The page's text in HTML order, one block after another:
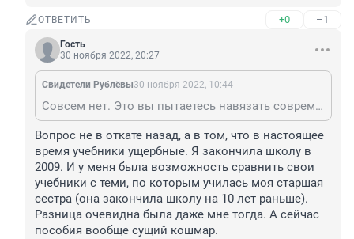
ОТВЕТИТЬ +0 –1
Гость
30 ноября 2022, 20:27
Свидетели Рублёвы30 ноября 2022, 10:44
Совсем нет. Это вы пытаетесь навязать современным детям своё ущербное прошедшее детство. Изучать нужно всё новое, а вы роетесь всё в бабкиных нафталиновых сундуках и ностальгируете .
Вопрос не в откате назад, а в том, что в настоящее
время учебники ущербные. Я закончила школу в
2009. И у меня была возможность сравнить свои
учебники с теми, по которым училась моя старшая
сестра (она закончила школу на 10 лет раньше).
Разница очевидна была даже мне тогда. А сейчас
пособия вообще сущий кошмар.